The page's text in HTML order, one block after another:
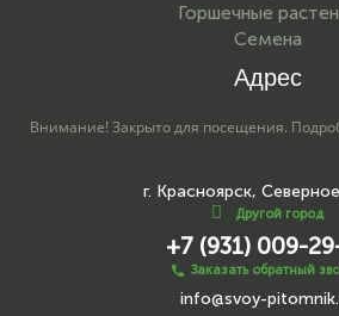
Горшечные
Семена
Адрес
Внимание! Закрыто для посещения.
г. Красноярск,
Другой город
+7 (931) 009-
Заказать обратный
info@svoy-